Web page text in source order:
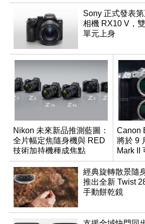
Sony 正式發表
相機 RX10 V，
單元上身
Nikon 未來新品推測藍圖：
全片幅定焦隨身機與 RED
技術加持機種成焦點
Canon
將於 9
Mark II
推出
經典旋轉散景隨
推出全新 Twist
手動餅乾鏡